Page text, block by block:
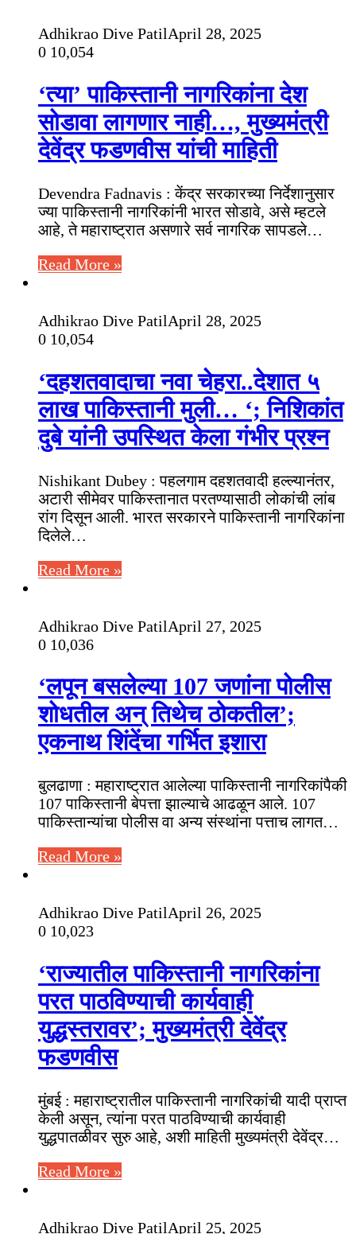
Adhikrao Dive PatilApril 28, 2025
0 10,054
‘त्या’ पाकिस्तानी नागरिकांना देश
सोडावा लागणार नाही…, मुख्यमंत्री
देवेंद्र फडणवीस यांची माहिती
Devendra Fadnavis : केंद्र सरकारच्या निर्देशानुसार
ज्या पाकिस्तानी नागरिकांनी भारत सोडावे, असे म्हटले
आहे, ते महाराष्ट्रात असणारे सर्व नागरिक सापडले…
Read More »
Adhikrao Dive PatilApril 28, 2025
0 10,054
‘दहशतवादाचा नवा चेहरा..देशात ५
लाख पाकिस्तानी मुली… ‘; निशिकांत
दुबे यांनी उपस्थित केला गंभीर प्रश्न
Nishikant Dubey : पहलगाम दहशतवादी हल्ल्यानंतर,
अटारी सीमेवर पाकिस्तानात परतण्यासाठी लोकांची लांब
रांग दिसून आली. भारत सरकारने पाकिस्तानी नागरिकांना
दिलेले…
Read More »
Adhikrao Dive PatilApril 27, 2025
0 10,036
‘लपून बसलेल्या 107 जणांना पोलीस
शोधतील अन् तिथेच ठोकतील’;
एकनाथ शिंदेंचा गर्भित इशारा
बुलढाणा : महाराष्ट्रात आलेल्या पाकिस्तानी नागरिकांपैकी
107 पाकिस्तानी बेपत्ता झाल्याचे आढळून आले. 107
पाकिस्तान्यांचा पोलीस वा अन्य संस्थांना पत्ताच लागत…
Read More »
Adhikrao Dive PatilApril 26, 2025
0 10,023
‘राज्यातील पाकिस्तानी नागरिकांना
परत पाठविण्याची कार्यवाही
युद्धस्तरावर’; मुख्यमंत्री देवेंद्र
फडणवीस
मुंबई : महाराष्ट्रातील पाकिस्तानी नागरिकांची यादी प्राप्त
केली असून, त्यांना परत पाठविण्याची कार्यवाही
युद्धपातळीवर सुरु आहे, अशी माहिती मुख्यमंत्री देवेंद्र…
Read More »
Adhikrao Dive PatilApril 25, 2025